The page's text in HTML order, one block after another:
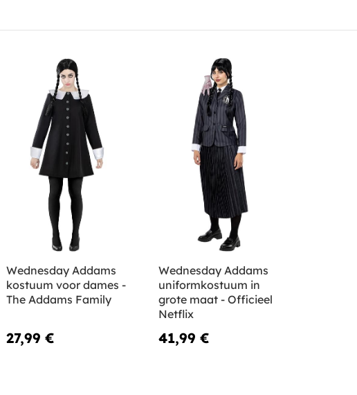
Wednesday Addams
kostuum voor dames -
The Addams Family
27,99 €
Wednesday Addams
uniformkostuum in
grote maat - Officieel
Netflix
41,99 €